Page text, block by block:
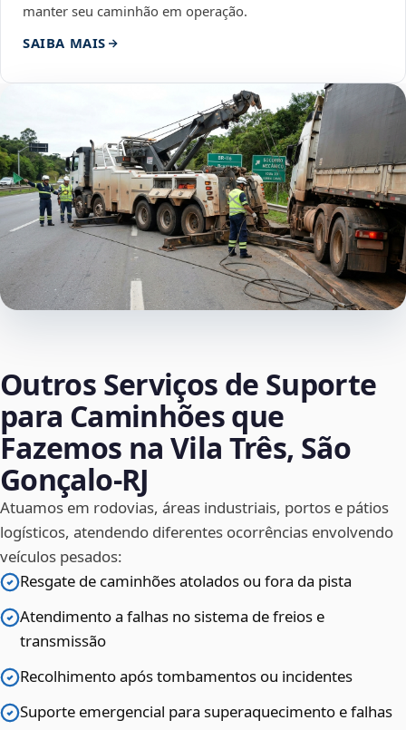
manter seu caminhão em operação.
SAIBA MAIS
Outros Serviços de Suporte
para Caminhões que
Fazemos na Vila Três, São
Gonçalo‑RJ
Atuamos em rodovias, áreas industriais, portos e pátios
logísticos, atendendo diferentes ocorrências envolvendo
veículos pesados:
Resgate de caminhões atolados ou fora da pista
Atendimento a falhas no sistema de freios e
transmissão
Recolhimento após tombamentos ou incidentes
Suporte emergencial para superaquecimento e falhas